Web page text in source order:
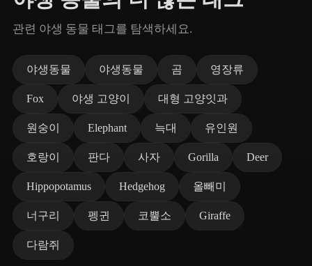
관련 야생 동물 태그를 탐색하세요.
야생동물 야생동물 곰 영장류
Fox 야생 고양이 대형 고양잇과
원숭이 Elephant 늑대 유인원
호랑이 판다 사자 Gorilla Deer
Hippopotamus Hedgehog 올빼미
너구리 펭귄 코뿔소 Giraffe
다람쥐